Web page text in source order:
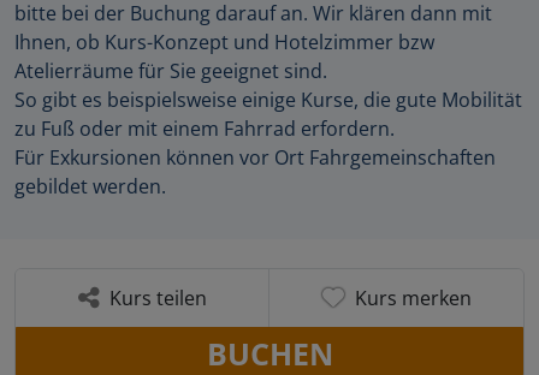
bitte bei der Buchung darauf an. Wir klären dann mit
Ihnen, ob Kurs-Konzept und Hotelzimmer bzw
Atelierräume für Sie geeignet sind.
So gibt es beispielsweise einige Kurse, die gute Mobilität
zu Fuß oder mit einem Fahrrad erfordern.
Für Exkursionen können vor Ort Fahrgemeinschaften
gebildet werden.
Kurs teilen Kurs merken
BUCHEN